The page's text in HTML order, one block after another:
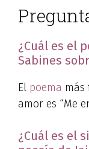
¿Cuál es el
Sabines
El poema más
amor es “Me
¿Cuál es el